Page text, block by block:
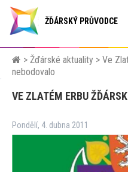
ŽĎÁRSKÝ PRŮVODCE
> Žďárské aktuality > Ve
nebodovalo
VE ZLATÉM ERBU
Pondělí, 4. dubna 2011